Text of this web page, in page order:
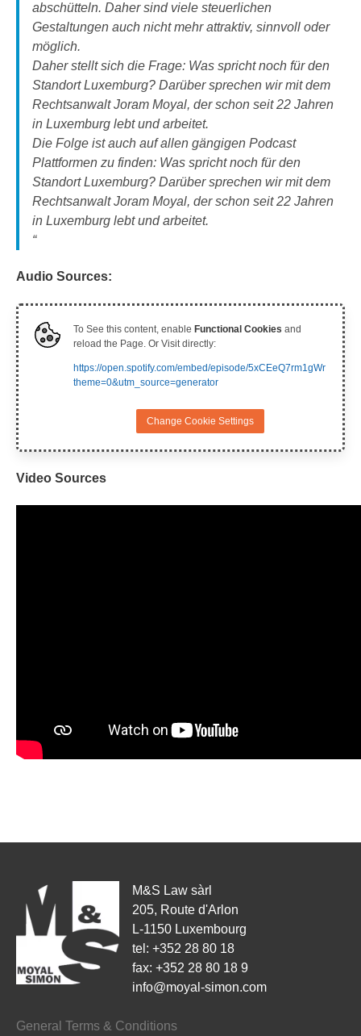
abschütteln. Daher sind viele steuerlichen
Gestaltungen auch nicht mehr attraktiv, sinnvoll oder
möglich.
Daher stellt sich die Frage: Was spricht noch für den
Standort Luxemburg? Darüber sprechen wir mit dem
Rechtsanwalt Joram Moyal, der schon seit 22 Jahren
in Luxemburg lebt und arbeitet.
Die Folge ist auch auf allen gängigen Podcast
Plattformen zu finden: Was spricht noch für den
Standort Luxemburg? Darüber sprechen wir mit dem
Rechtsanwalt Joram Moyal, der schon seit 22 Jahren
in Luxemburg lebt und arbeitet.
Audio Sources:
To See this content, enable Functional Cookies and
reload the Page. Or Visit directly:
https://open.spotify.com/embed/episode/
theme=0&utm_source=generator
Change Cookie Settings
Video Sources
M&S Law sàrl
205, Route d'Arlon
L-1150 Luxembourg
tel: +352 28 80 18
fax: +352 28 80 18 9
info@moyal-simon.com
General Terms & Conditions